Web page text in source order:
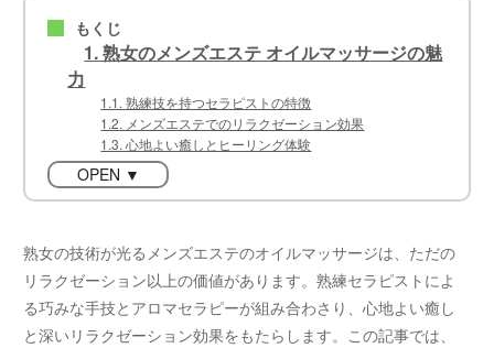
■ もくじ
1. 熟女のメンズエステ オイルマッサージの魅
力
1.1. 熟練技を持つセラピストの特徴
1.2. メンズエステでのリラクゼーション効果
1.3. 心地よい癒しとヒーリング体験
OPEN ▼
熟女の技術が光るメンズエステのオイルマッサージは、ただの
リラクゼーション以上の価値があります。熟練セラピストによ
る巧みな手技とアロマセラピーが組み合わさり、心地よい癒し
と深いリラクゼーション効果をもたらします。この記事では、